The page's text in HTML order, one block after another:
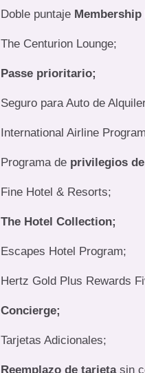
Doble puntaje
The Centurion Lounge;
Passe prioritario;
Seguro para Auto de
International Airline
Programa de privilegios
Fine Hotel & Resorts;
The Hotel Collection;
Escapes Hotel Program;
Hertz Gold Plus Rewards
Concierge;
Tarjetas Adicionales;
Reemplazo de tarjetasin